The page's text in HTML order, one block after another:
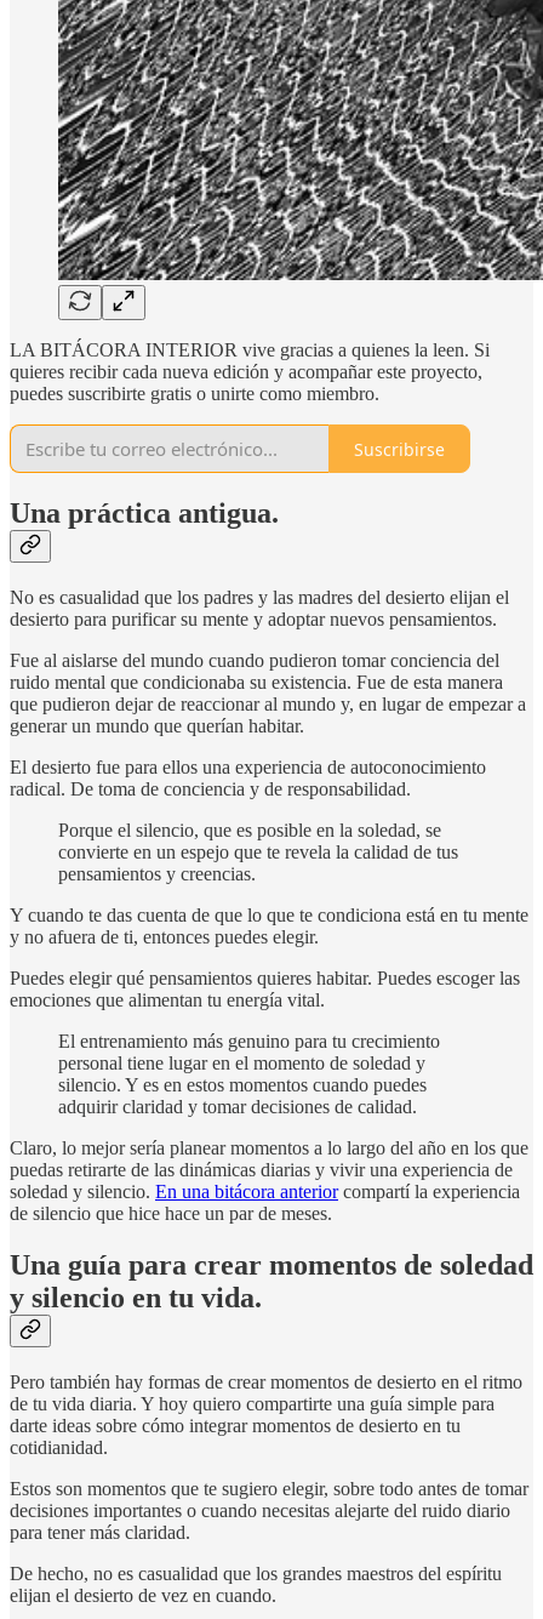
LA BITÁCORA INTERIOR vive gracias a quienes la leen. Si
quieres recibir cada nueva edición y acompañar este proyecto,
puedes suscribirte gratis o unirte como miembro.
Suscribirse
Una práctica antigua.
No es casualidad que los padres y las madres del desierto elijan el
desierto para purificar su mente y adoptar nuevos pensamientos.
Fue al aislarse del mundo cuando pudieron tomar conciencia del
ruido mental que condicionaba su existencia. Fue de esta manera
que pudieron dejar de reaccionar al mundo y, en lugar de empezar a
generar un mundo que querían habitar.
El desierto fue para ellos una experiencia de autoconocimiento
radical. De toma de conciencia y de responsabilidad.
Porque el silencio, que es posible en la soledad, se
convierte en un espejo que te revela la calidad de tus
pensamientos y creencias.
Y cuando te das cuenta de que lo que te condiciona está en tu mente
y no afuera de ti, entonces puedes elegir.
Puedes elegir qué pensamientos quieres habitar. Puedes escoger las
emociones que alimentan tu energía vital.
El entrenamiento más genuino para tu crecimiento
personal tiene lugar en el momento de soledad y
silencio. Y es en estos momentos cuando puedes
adquirir claridad y tomar decisiones de calidad.
Claro, lo mejor sería planear momentos a lo largo del año en los que
puedas retirarte de las dinámicas diarias y vivir una experiencia de
soledad y silencio. En una bitácora anteriorcompartí la experiencia
de silencio que hice hace un par de meses.
Una guía para crear momentos de soledad
y silencio en tu vida.
Pero también hay formas de crear momentos de desierto en el ritmo
de tu vida diaria. Y hoy quiero compartirte una guía simple para
darte ideas sobre cómo integrar momentos de desierto en tu
cotidianidad.
Estos son momentos que te sugiero elegir, sobre todo antes de tomar
decisiones importantes o cuando necesitas alejarte del ruido diario
para tener más claridad.
De hecho, no es casualidad que los grandes maestros del espíritu
elijan el desierto de vez en cuando.